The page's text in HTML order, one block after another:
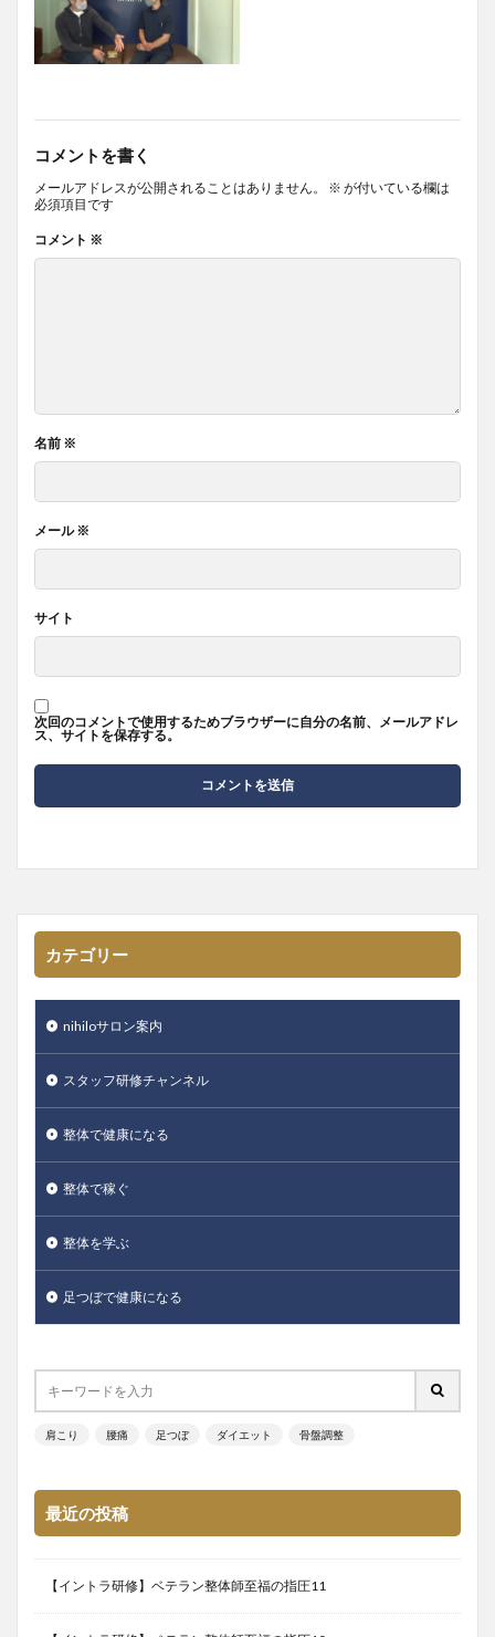
コメントを書く
メールアドレスが公開されることはありません。 ※ が付いている欄は
必須項目です
コメント ※
名前 ※
メール※
サイト
次回のコメントで使用するためブラウザーに自分の名前、メールアドレ
ス、サイトを保存する。
カテゴリー
nihiloサロン案内
スタッフ研修チャンネル
整体で健康になる
整体で稼ぐ
整体を学ぶ
足つぼで健康になる
肩こり 腰痛 足つぼ ダイエット 骨盤調整
最近の投稿
【イントラ研修】ベテラン整体師至福の指圧11